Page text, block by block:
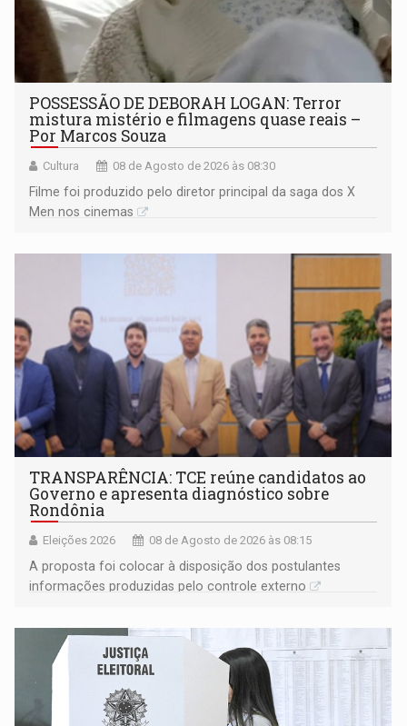
POSSESSÃO DE DEBORAH LOGAN: Terror
mistura mistério e filmagens quase reais –
Por Marcos Souza
Cultura 08 de Agosto de 2026 às 08:30
Filme foi produzido pelo diretor principal da saga dos X
Men nos cinemas
TRANSPARÊNCIA: TCE reúne candidatos ao
Governo e apresenta diagnóstico sobre
Rondônia
Eleições 2026 08 de Agosto de 2026 às 08:15
A proposta foi colocar à disposição dos postulantes
informações produzidas pelo controle externo